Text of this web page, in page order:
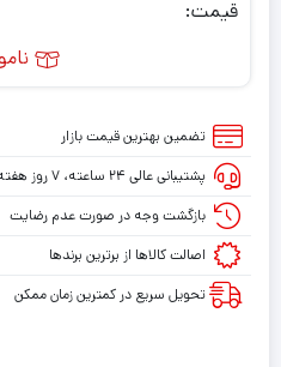
قیمت:
تضمین بهترین قیمت بازار
پشتیبانی عالی ۲۴ ساعته، ۷ روز هفته
بازگشت وجه در صورت عدم رضایت
اصالت کالاها از برترین برندها
تحویل سریع در کمترین زمان ممکن